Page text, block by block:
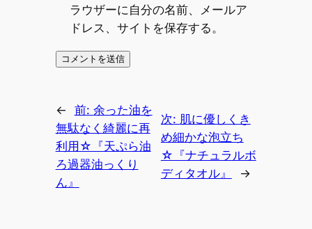
ラウザーに自分の名前、メールア
ドレス、サイトを保存する。
← 前: 余った油を
無駄なく綺麗に再
利用☆『天ぷら油
ろ過器油っくり
ん』
次: 肌に優しくき
め細かな泡立ち
☆『ナチュラルボ
ディタオル』
→